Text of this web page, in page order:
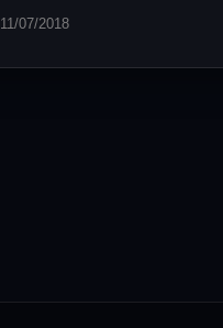
11/07/2018